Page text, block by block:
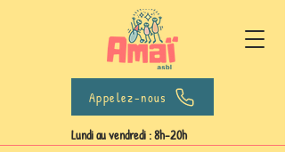
Appelez-nous
Lundi au vendredi : 8h-20h